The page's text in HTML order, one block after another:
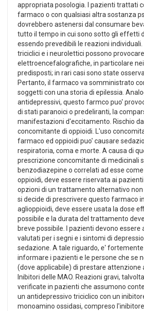
appropriata posologia. I pazienti trattati
farmaco o con qualsiasi altra sostanza
dovrebbero astenersi dal consumare
tutto il tempo in cui sono sotto gli effetti
essendo prevedibili le reazioni
triciclici e i neurolettici possono
elettroencefalografiche, in particolare
predisposti; in rari casi sono state
Pertanto, il farmaco va somministrato
soggetti con una storia di epilessia.
antidepressivi, questo farmco puo'
di stati paranoici o predeliranti, la
manifestazioni d'eccitamento. Rischio
concomitante di oppioidi. L'uso
farmaco ed oppioidi puo' causare
respiratoria, coma e morte. A causa di
prescrizione concomitante di medicinali
benzodiazepine o correlati ad esse
oppioidi, deve essere riservata ai
opzioni di un trattamento alternativo non
si decide di prescrivere questo farmaco
aglioppioidi, deve essere usata la dose
possibile e la durata del trattamento
breve possibile. I pazienti devono
valutati per i segni e i sintomi di
sedazione. A tale riguardo, e'
informare i pazienti e le persone che se
(dove applicabile) di prestare attenzione
Inibitori delle MAO. Reazioni gravi,
verificate in pazienti che assumono
un antidepressivo triciclico con un
monoamino ossidasi, compreso